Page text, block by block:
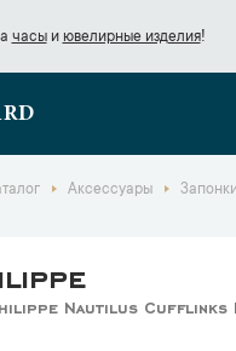
часыи ювелирные изделия!
часы
Аксессуары
Nautilus Cufflinks